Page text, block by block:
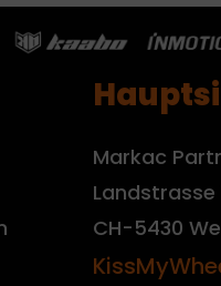
Markac
Landstrasse
CH-5430